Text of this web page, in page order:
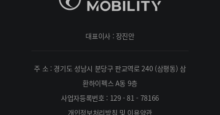
대표이사 : 장진안
주 소 : 경기도 성남시 분당구 판교역로 240 (삼평동) 삼
환하이펙스 A동 9층
사업자등록번호 : 129 - 81 - 78166
개인정보처리방침 및 이용약관